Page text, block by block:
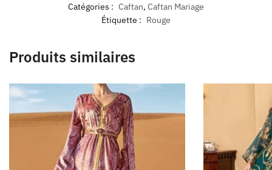
Catégories : Caftan, Caftan Mariage
Étiquette : Rouge
Produits similaires